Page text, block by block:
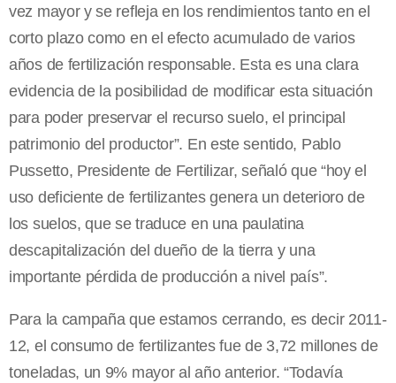
vez mayor y se refleja en los rendimientos tanto en el
corto plazo como en el efecto acumulado de varios
años de fertilización responsable. Esta es una clara
evidencia de la posibilidad de modificar esta situación
para poder preservar el recurso suelo, el principal
patrimonio del productor”. En este sentido, Pablo
Pussetto, Presidente de Fertilizar, señaló que “hoy el
uso deficiente de fertilizantes genera un deterioro de
los suelos, que se traduce en una paulatina
descapitalización del dueño de la tierra y una
importante pérdida de producción a nivel país”.
Para la campaña que estamos cerrando, es decir 2011-
12, el consumo de fertilizantes fue de 3,72 millones de
toneladas, un 9% mayor al año anterior. “Todavía